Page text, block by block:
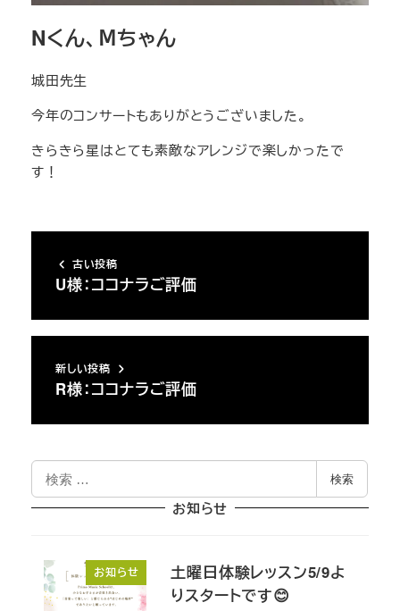
Nくん、Ⅿちゃん
城田先生
今年のコンサートもありがとうございました。
きらきら星はとても素敵なアレンジで楽しかったで
す！
古い投稿
U様：ココナラご評価
新しい投稿
R様：ココナラご評価
検
検索
お知らせ
お知らせ
土曜日体験レッスン5/9よ
りスタートです😊